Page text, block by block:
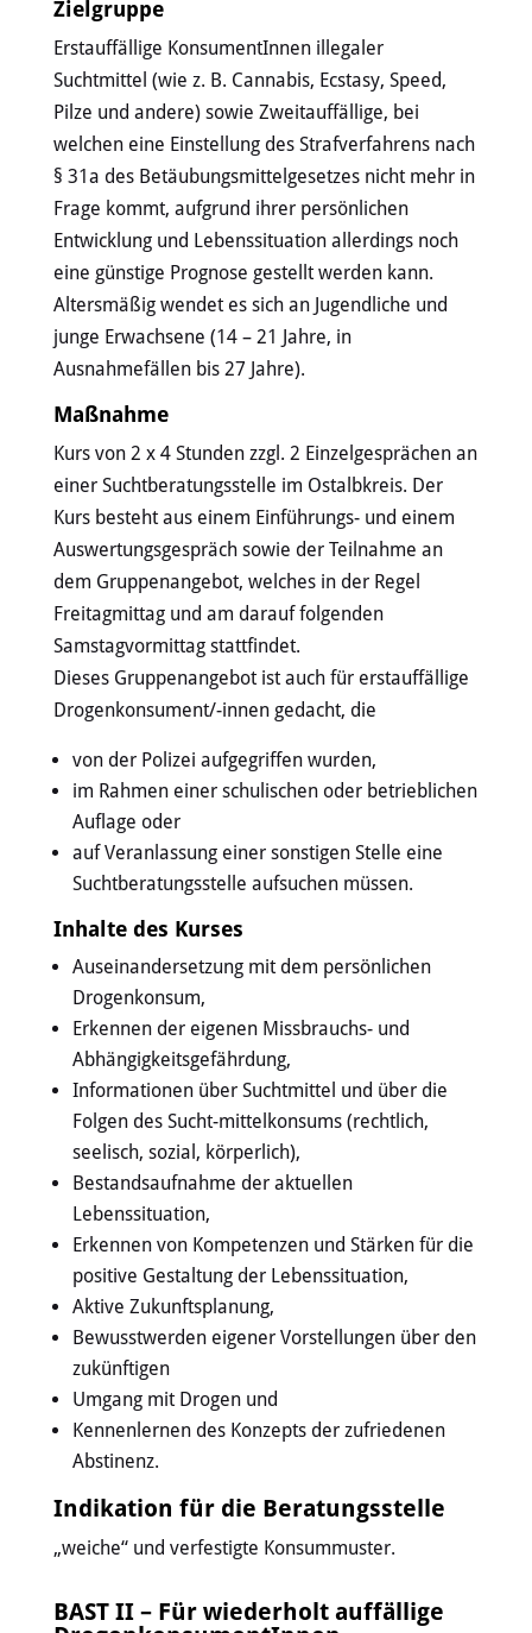
Zielgruppe
Erstauffällige KonsumentInnen illegaler
Suchtmittel (wie z. B. Cannabis, Ecstasy, Speed,
Pilze und andere) sowie Zweitauffällige, bei
welchen eine Einstellung des Strafverfahrens nach
§ 31a des Betäubungsmittelgesetzes nicht mehr in
Frage kommt, aufgrund ihrer persönlichen
Entwicklung und Lebenssituation allerdings noch
eine günstige Prognose gestellt werden kann.
Altersmäßig wendet es sich an Jugendliche und
junge Erwachsene (14 – 21 Jahre, in
Ausnahmefällen bis 27 Jahre).
Maßnahme
Kurs von 2 x 4 Stunden zzgl. 2 Einzelgesprächen an
einer Suchtberatungsstelle im Ostalbkreis. Der
Kurs besteht aus einem Einführungs- und einem
Auswertungsgespräch sowie der Teilnahme an
dem Gruppenangebot, welches in der Regel
Freitagmittag und am darauf folgenden
Samstagvormittag stattfindet.
Dieses Gruppenangebot ist auch für erstauffällige
Drogenkonsument/-innen gedacht, die
von der Polizei aufgegriffen wurden,
im Rahmen einer schulischen oder betrieblichen
Auflage oder
auf Veranlassung einer sonstigen Stelle eine
Suchtberatungsstelle aufsuchen müssen.
Inhalte des Kurses
Auseinandersetzung mit dem persönlichen
Drogenkonsum,
Erkennen der eigenen Missbrauchs- und
Abhängigkeitsgefährdung,
Informationen über Suchtmittel und über die
Folgen des Sucht-mittelkonsums (rechtlich,
seelisch, sozial, körperlich),
Bestandsaufnahme der aktuellen
Lebenssituation,
Erkennen von Kompetenzen und Stärken für die
positive Gestaltung der Lebenssituation,
Aktive Zukunftsplanung,
Bewusstwerden eigener Vorstellungen über den
zukünftigen
Umgang mit Drogen und
Kennenlernen des Konzepts der zufriedenen
Abstinenz.
Indikation für die Beratungsstelle
„weiche“ und verfestigte Konsummuster.
BAST II – Für wiederholt auffällige